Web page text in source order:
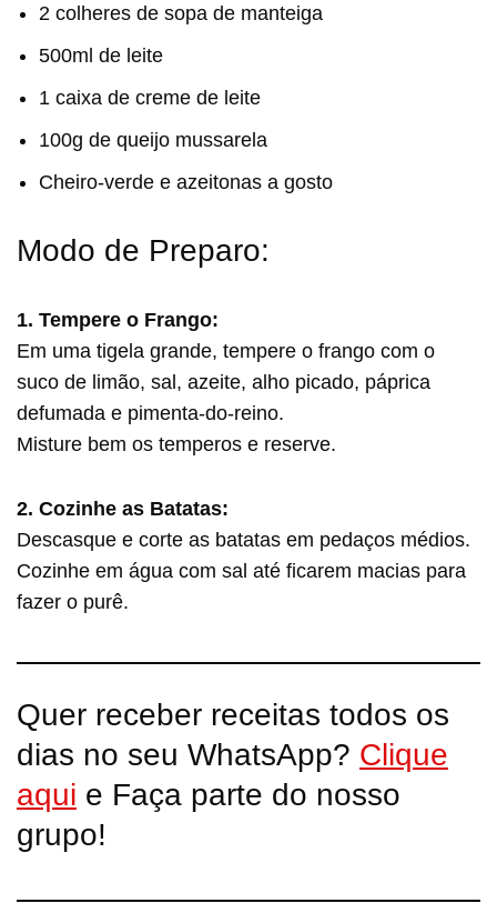
2 colheres de sopa de manteiga
500ml de leite
1 caixa de creme de leite
100g de queijo mussarela
Cheiro-verde e azeitonas a gosto
Modo de Preparo:
1. Tempere o Frango:
Em uma tigela grande, tempere o frango com o
suco de limão, sal, azeite, alho picado, páprica
defumada e pimenta-do-reino.
Misture bem os temperos e reserve.
2. Cozinhe as Batatas:
Descasque e corte as batatas em pedaços médios.
Cozinhe em água com sal até ficarem macias para
fazer o purê.
Quer receber receitas todos os
dias no seu WhatsApp? Clique
aqui e Faça parte do nosso
grupo!